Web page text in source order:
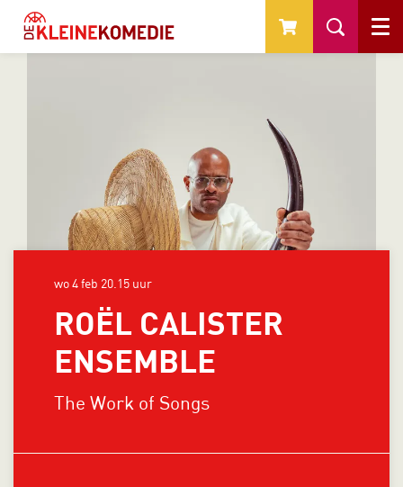
Menu
ROËL CALISTER
ENSEMBLE
The Work of Songs
wo 4 feb 20.15 uur